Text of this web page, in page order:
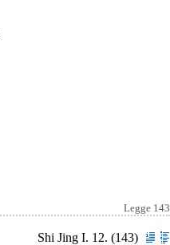
Legge 143
Shi Jing I. 12. (143)